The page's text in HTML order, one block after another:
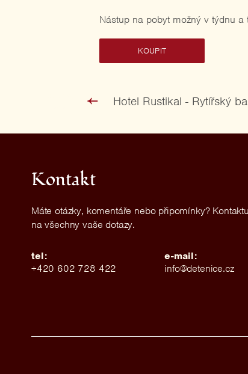
Nástup na pobyt možný v týdnu a
KOUPIT
Hotel Rustikal - Rytířský
Kontakt
Máte otázky, komentáře nebo připomínky?
na všechny vaše dotazy.
tel:
+420 602 728 422
e-mail:
info@detenice.cz